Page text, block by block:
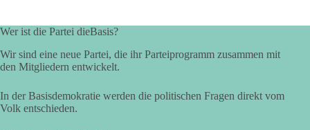
Wer ist die Partei dieBasis?
Wir sind eine neue Partei, die ihr Parteiprogramm zusammen mit
den Mitgliedern entwickelt.
In der Basisdemokratie werden die politischen Fragen direkt vom
Volk entschieden.